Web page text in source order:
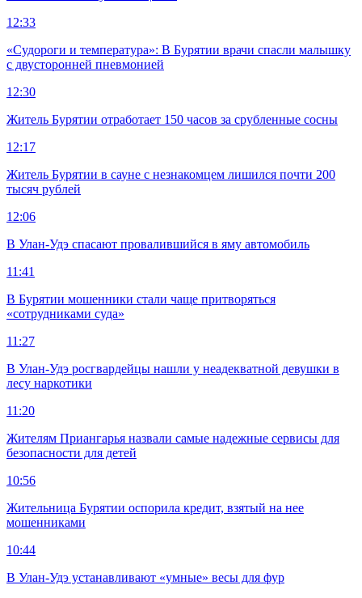
12:33
«Судороги и температура»: В Бурятии врачи спасли малышку
с двусторонней пневмонией
12:30
Житель Бурятии отработает 150 часов за срубленные сосны
12:17
Житель Бурятии в сауне с незнакомцем лишился почти 200
тысяч рублей
12:06
В Улан-Удэ спасают провалившийся в яму автомобиль
11:41
В Бурятии мошенники стали чаще притворяться
«сотрудниками суда»
11:27
В Улан-Удэ росгвардейцы нашли у неадекватной девушки в
лесу наркотики
11:20
Жителям Приангарья назвали самые надежные сервисы для
безопасности для детей
10:56
Жительница Бурятии оспорила кредит, взятый на нее
мошенниками
10:44
В Улан-Удэ устанавливают «умные» весы для фур